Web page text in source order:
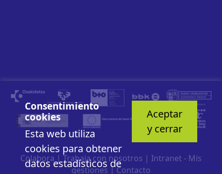
Consentimiento
cookies
Esta web utiliza
cookies para obtener
datos estadísticos de
Aceptar
y cerrar
Colabora | Trabaja con nosotros | Intranet - Mis
gestiones |Contacto